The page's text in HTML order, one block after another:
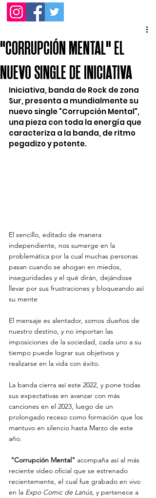
"CORRUPCIÓN MENTAL" EL
NUEVO SINGLE DE INICIATIVA
Iniciativa, banda de Rock de zona
Sur, presenta a mundialmente su
nuevo single "Corrupción Mental",
una pieza con toda la energía que
caracteriza a la banda, de ritmo
pegadizo y potente.
El sencillo, editado de manera
independiente, nos sumerge en la
problemática por la cual muchas personas
pasan cuando se ahogan en miedos,
inseguridades y el qué dirán, dejándose
llevar por sus frustraciones y bloqueando así
su mente
El mensaje es alentador, somos dueños de
nuestro destino, y no importan las
imposiciones de la sociedad, cada uno a su
tiempo puede lograr sus objetivos y
realizarse en la vida con éxito.
La banda cierra así este 2022, y pone todas
sus expectativas en avanzar con más
canciones en el 2023, luego de un
prolongado receso como formación que los
mantuvo en silencio hasta Marzo de este
año.
"Corrupción Mental" acompaña así al más
reciente vídeo oficial que se estrenado
recientemente, el cual fue grabado en vivo
en la Expo Comic de Lanús, y pertenece a